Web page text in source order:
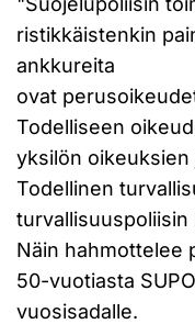
ristikkäistenkin
ankkureita
ovat
Todelliseen
yksilön
Todellinen
turvallisuuspoliisin
Näin hahmottelee
50-vuotiasta
vuosisadalle.